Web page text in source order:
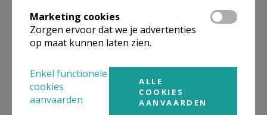
Organisatiestructuur
Niet gevonden wat je zocht? Hier vind je links naar de
gegevens van andere organisaties op het boven-,
Behoort tot
PE Heilige Gummarus en Zalige Beatrijs
PE Heilige Gummarus en Zalige Beatrijs
Marketing cookies
Zorgen ervoor dat we je advertenties
op maat kunnen laten zien.
Enkel functionele
cookies
aanvaarden
ALLE
COOKIES
AANVAARDEN